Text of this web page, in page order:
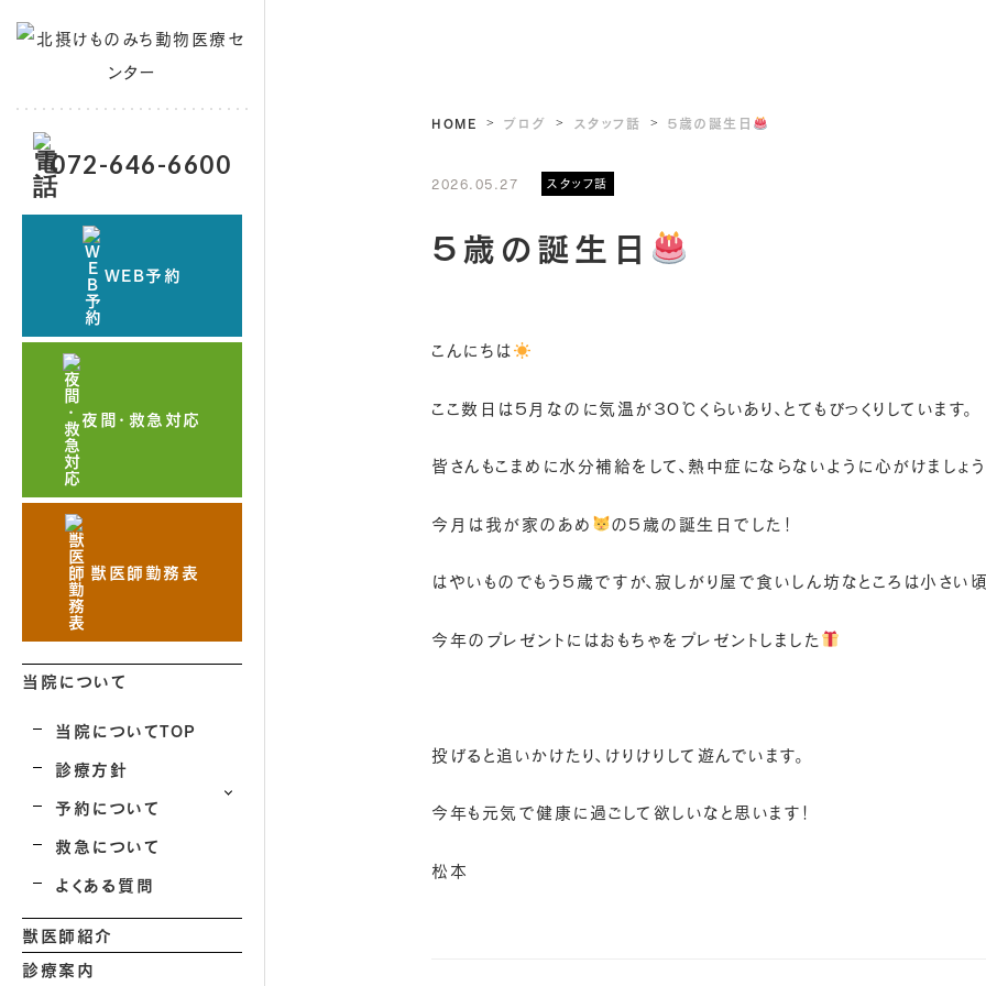
072-646-6600
WEB予約
夜間・救急対応
獣医師勤務表
当院について
当院についてTOP
診療方針
予約について
救急について
よくある質問
獣医師紹介
診療案内
HOME ブログ スタッフ話 ５歳の誕生日
2026.05.27 スタッフ話
５歳の誕生日
こんにちは
ここ数日は５月なのに気温が３０℃くらいあり、とてもびっくりしています。
皆さんもこまめに水分補給をして、熱中症にならないように心がけましょう
今月は我が家のあめ の５歳の誕生日でした！
はやいものでもう５歳ですが、寂しがり屋で食いしん坊なところは小さい
今年のプレゼントにはおもちゃをプレゼントしました
投げると追いかけたり、けりけりして遊んでいます。
今年も元気で健康に過ごして欲しいなと思います！
松本